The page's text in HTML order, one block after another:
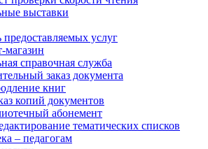
выставки
предоставляемых услуг
магазин
справочная служба
заказ документа
книг
копий документов
абонемент
тематических списков
– педагогам